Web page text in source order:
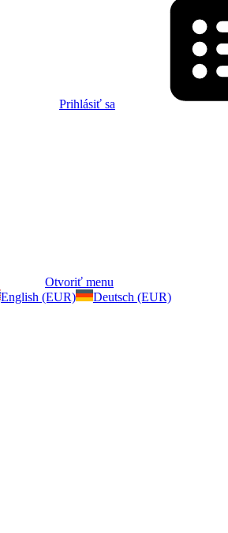
Prihlásiť sa
Otvoriť menu
English (EUR) Deutsch (EUR)